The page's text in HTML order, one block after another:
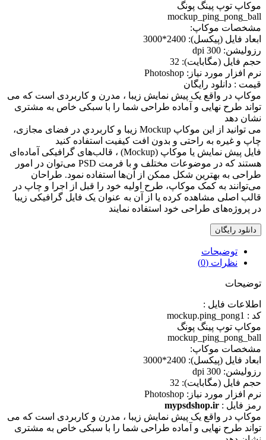
موکاپ توپ پینگ پونگ
mockup_ping_pong_ball
مشخصات موکاپ:
ابعاد فايل (پيکسل): 2400*3000
رزوليشن: 300 dpi
حجم فايل (مگابايت): 32
نرم افزار مورد نياز: Photoshop
قیمت : دانلود رایگان
موکاپ در واقع يک پيش نمايش زيبا ، مدرن و کاربردی است که می
تواند طرح نهايی و آماده طراحی شما را با سبکی خاص به مشتری
نشان دهد
می توانيد از اين موکاپ Mockup زيبا و کاربردي در فضای مجازی،
چاپ و غيره به راحتی و بدون افت کيفيت استفاده کنيد
فایل پیش نمایش یا موکاپ (Mockup) ، قالب‌های گرافیکی آماده‌ای
هستند که در موضوعات مختلف و با فرمت PSD می‌توان در امور
طراحی به بهترین شکل ممکن از آن‌ها استفاده نمود. طراحان
می‌توانند به کمک موکاپ، طرح اولیه خود را قبل از اجرا و چاپ در
قالب اصلی مشاهده کرده یا از آن به عنوان یک فایل گرافیکی زیبا
در پروژه‌های طراحی خود استفاده نمایند
دانلود رایگان
توضیحات
نظرات (0)
توضیحات
اطلاعات فايل :
کد : mockup.ping_pong1
موکاپ توپ پینگ پونگ
mockup_ping_pong_ball
مشخصات موکاپ:
ابعاد فايل (پيکسل): 2400*3000
رزوليشن: 300 dpi
حجم فايل (مگابايت): 32
نرم افزار مورد نياز: Photoshop
رمز فایل : mypsdshop.ir
موکاپ در واقع يک پيش نمايش زيبا ، مدرن و کاربردی است که می
تواند طرح نهايی و آماده طراحی شما را با سبکی خاص به مشتری